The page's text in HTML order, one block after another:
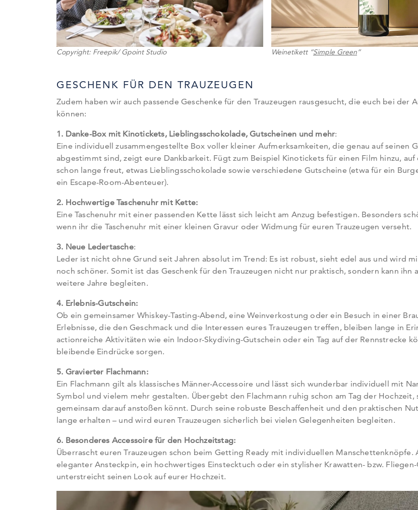
Copyright: Freepik/ Gpoint Studio Weinetikett “Simple Green”
GESCHENK FÜR DEN TRAUZEUGEN
Zudem haben wir auch passende Geschenke für den Trauzeugen rausgesucht, die euch bei der
können:
1. Danke-Box mit Kinotickets, Lieblingsschokolade, Gutscheinen und mehr:
Eine individuell zusammengestellte Box voller kleiner Aufmerksamkeiten, die genau auf seinen
abgestimmt sind, zeigt eure Dankbarkeit. Fügt zum Beispiel Kinotickets für einen Film hinzu, auf
schon lange freut, etwas Lieblingsschokolade sowie verschiedene Gutscheine (etwa für ein
ein Escape-Room-Abenteuer).
2. Hochwertige Taschenuhr mit Kette:
Eine Taschenuhr mit einer passenden Kette lässt sich leicht am Anzug befestigen. Besonders
wenn ihr die Taschenuhr mit einer kleinen Gravur oder Widmung für euren Trauzeugen verseht.
3. Neue Ledertasche:
Leder ist nicht ohne Grund seit Jahren absolut im Trend: Es ist robust, sieht edel aus und wird
noch schöner. Somit ist das Geschenk für den Trauzeugen nicht nur praktisch, sondern kann ihn
weitere Jahre begleiten.
4. Erlebnis-Gutschein:
Ob ein gemeinsamer Whiskey-Tasting-Abend, eine Weinverkostung oder ein Besuch in einer
Erlebnisse, die den Geschmack und die Interessen eures Trauzeugen treffen, bleiben lange in
actionreiche Aktivitäten wie ein Indoor-Skydiving-Gutschein oder ein Tag auf der Rennstrecke
bleibende Eindrücke sorgen.
5. Gravierter Flachmann:
Ein Flachmann gilt als klassisches Männer-Accessoire und lässt sich wunderbar individuell mit
Symbol und vielem mehr gestalten. Übergebt den Flachmann ruhig schon am Tag der Hochzeit,
gemeinsam darauf anstoßen könnt. Durch seine robuste Beschaffenheit und den praktischen
lange erhalten – und wird euren Trauzeugen sicherlich bei vielen Gelegenheiten begleiten.
6. Besonderes Accessoire für den Hochzeitstag:
Überrascht euren Trauzeugen schon beim Getting Ready mit individuellen Manschettenknöpfe.
eleganter Ansteckpin, ein hochwertiges Einstecktuch oder ein stylisher Krawatten- bzw.
unterstreicht seinen Look auf eurer Hochzeit.